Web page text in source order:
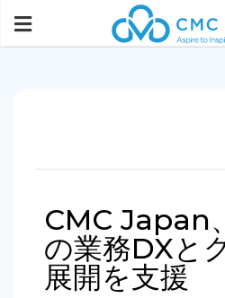
CMC Japan
の業務DXと
展開を支援